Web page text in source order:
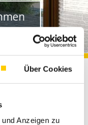
Über Cookies
Anzeigen zu